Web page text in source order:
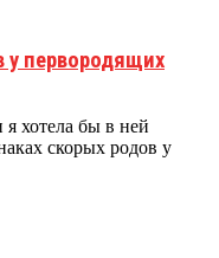
у первородящих
я хотела бы в ней
скорых родов у